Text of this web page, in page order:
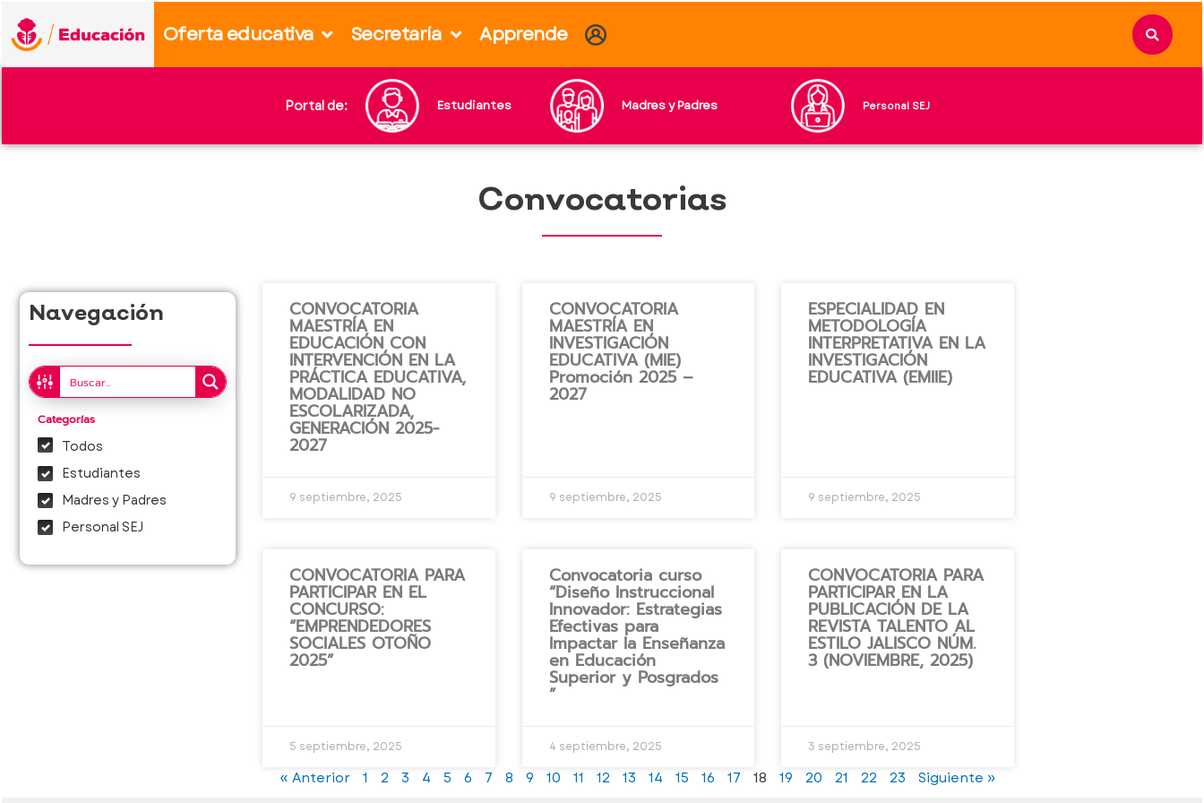
Oferta educativa Secretaría Apprende
Portal de: Estudiantes Madres y Padres Personal SEJ
Convocatorias
Navegación
Categorías
Todos
Estudiantes
Madres y Padres
Personal SEJ
CONVOCATORIA
MAESTRÍA EN
EDUCACIÓN CON
INTERVENCIÓN EN LA
PRÁCTICA EDUCATIVA,
MODALIDAD NO
ESCOLARIZADA,
GENERACIÓN 2025-
2027
9 septiembre, 2025
CONVOCATORIA
MAESTRÍA EN
INVESTIGACIÓN
EDUCATIVA (MIE)
Promoción 2025 –
2027
9 septiembre, 2025
ESPECIALIDAD EN
METODOLOGÍA
INTERPRETATIVA EN LA
INVESTIGACIÓN
EDUCATIVA (EMIIE)
9 septiembre, 2025
CONVOCATORIA PARA
PARTICIPAR EN EL
CONCURSO:
“EMPRENDEDORES
SOCIALES OTOÑO
2025”
5 septiembre, 2025
Convocatoria curso
“Diseño Instruccional
Innovador: Estrategias
Efectivas para
Impactar la Enseñanza
en Educación
Superior y Posgrados
”
4 septiembre, 2025
CONVOCATORIA PARA
PARTICIPAR EN LA
PUBLICACIÓN DE LA
REVISTA TALENTO AL
ESTILO JALISCO NÚM.
3 (NOVIEMBRE, 2025)
3 septiembre, 2025
« Anterior 1 2 3 4 5 6 7 8 9 10 11 12 13 14 15 16 17 18 19 20 21 22 23 Siguiente »